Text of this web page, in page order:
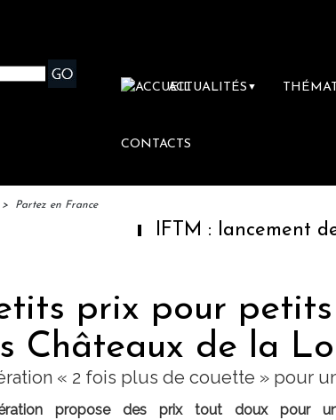
ACTUALITÉS ▼
CONTACTS
> Partez en France
IFTM : lancement des
prix pour
Châteaux de la
« 2 fois plus de couette » pour
propose des prix tout doux pour